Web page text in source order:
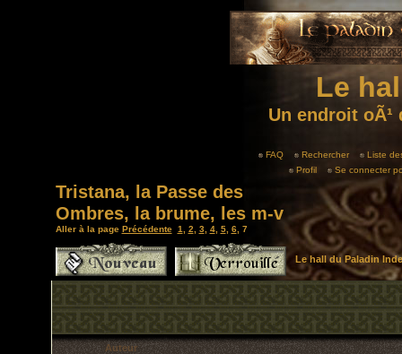
Le
Un endroit
FAQ Rechercher
Liste
Profil
Se connecter
Tristana, la Passe des
Ombres, la brume, les m-v
Aller à la page Précédente 1 2 3 4, 5, 6, 7
Le hall du Paladin
Auteur